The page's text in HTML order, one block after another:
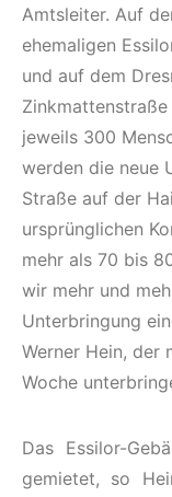
Amtsleiter. Auf
ehemaligen
und auf dem
jeweils 300
werden die neue
Straße auf der
ursprünglichen
mehr als 70 bis
wir mehr und
Unterbringung
Werner Hein, der
Woche
Das Essilor-
gemietet, so